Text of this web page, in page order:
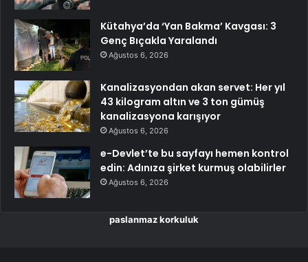
Kütahya’da ‘Yan Bakma’ Kavgası: 3
Genç Bıçakla Yaralandı
Ağustos 6, 2026
Kanalizasyondan akan servet: Her yıl
43 kilogram altın ve 3 ton gümüş
kanalizasyona karışıyor
Ağustos 6, 2026
e-Devlet’te bu sayfayı hemen kontrol
edin: Adınıza şirket kurmuş olabilirler
Ağustos 6, 2026
paslanmaz korkuluk